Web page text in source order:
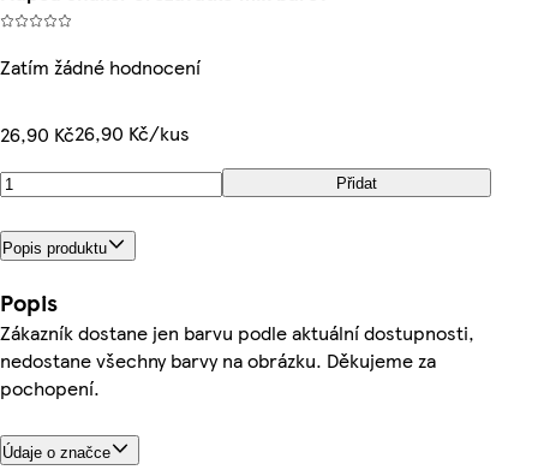
Zatím žádné hodnocení
26,90 Kč26,90 Kč/kus
Přidat
Popis produktu
Popis
Zákazník dostane jen barvu podle aktuální dostupnosti,
nedostane všechny barvy na obrázku. Děkujeme za
pochopení.
Údaje o značce